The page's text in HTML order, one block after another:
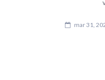
mar 31,